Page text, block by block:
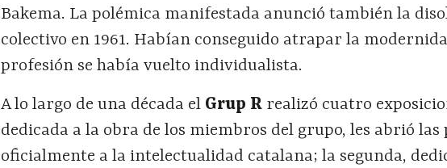
Bakema. La polémica manifestada anunció también la
colectivo en 1961. Habían conseguido atrapar la
profesión se había vuelto individualista.
A lo largo de una década el Grup R realizó cuatro
dedicada a la obra de los miembros del grupo, les abrió las
oficialmente a la intelectualidad catalana; la segunda,